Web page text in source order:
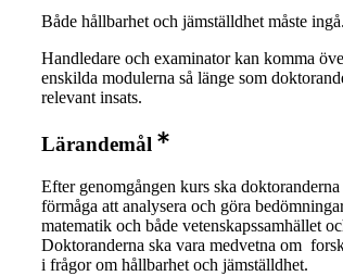
Både hållbarhet och jämställdhet måste ingå.
Handledare och examinator kan komma
enskilda modulerna så länge som
relevant insats.
Lärandemål
Efter genomgången kurs ska
förmåga att analysera och göra
matematik och både vetenskapssamhället
Doktoranderna ska vara medvetna om
i frågor om hållbarhet och jämställdhet.